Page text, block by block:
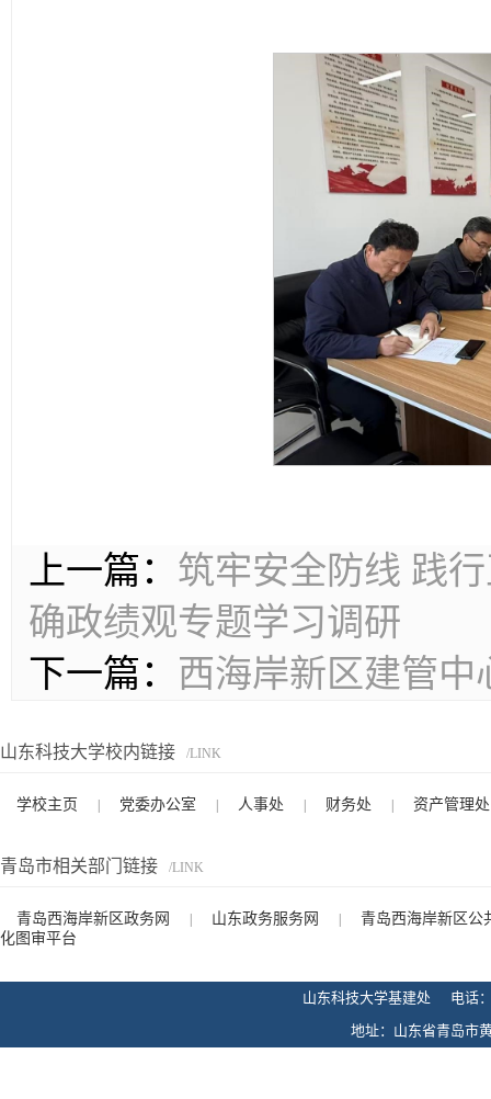
上一篇： 筑牢安全防线 践
确政绩观专题学习调研
下一篇： 西海岸新区建管
山东科技大学校内链接 /LINK
学校主页 | 党委办公室 | 人事处 | 财务处 | 资产管理处
青岛市相关部门链接 /LINK
青岛西海岸新区政务网 | 山东政务服务网 |
青岛西海岸新区公
化图审平台
山东科技大学基建处 电话
地址：山东省青岛市